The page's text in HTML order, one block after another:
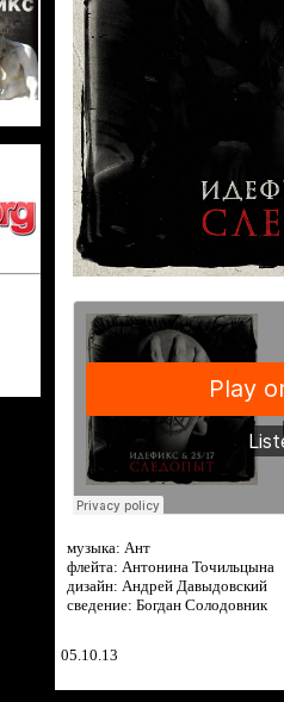
музыка: Ант
флейта: Антонина Точильцына
дизайн: Андрей Давыдовский
сведение: Богдан Солодовник
05.10.13